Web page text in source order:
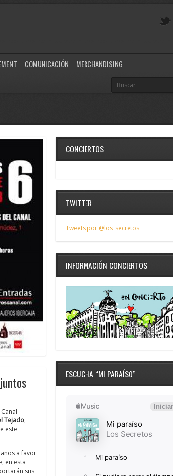
COMUNICACIÓN MERCHANDISING
Tejado,
este
a favor
en esta
sus
CONCIERTOS
TWITTER
Tweets por @los_secretos
INFORMACIÓN CONCIERTOS
ESCUCHA “MI PARAÍSO”